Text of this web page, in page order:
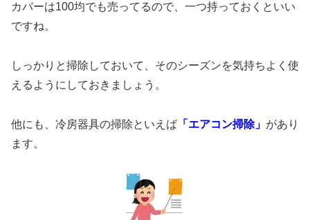
カバーは100均でも売ってるので、一つ持っておくといい
ですね。
しっかりと掃除しておいて、そのシーズンを気持ちよく使
えるようにしておきましょう。
他にも、冷房器具の掃除といえば 「エアコン掃除」 があり
ます。